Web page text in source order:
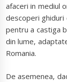
afaceri in mediul
descoperi
pentru a castiga
din lume,
Romania.
De asemenea,